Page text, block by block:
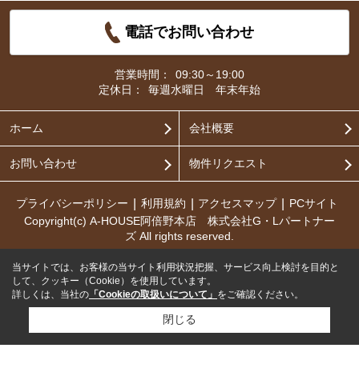
電話でお問い合わせ
営業時間：
09:30～19:00
定休日：
毎週水曜日 年末年始
ホーム 会社概要
お問い合わせ 物件リクエスト
プライバシーポリシー 利用規約 アクセスマップ
PCサイト
Copyright(c) A-HOUSE阿倍野本店 株式会社G・Lパートナー
ズ All rights reserved.
当サイトでは、お客様の当サイト利用状況把握、サービス向上検討を目的と
して、クッキー（Cookie）を使用しています。
詳しくは、当社の 「Cookieの取扱いについて」 をご確認ください。
閉じる